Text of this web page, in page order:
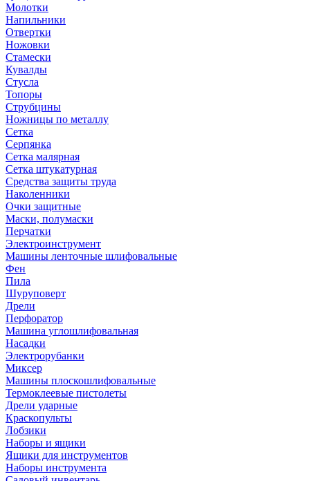
Молотки
Напильники
Отвертки
Ножовки
Стамески
Кувалды
Стусла
Топоры
Струбцины
Ножницы по металлу
Сетка
Серпянка
Сетка малярная
Сетка штукатурная
Средства защиты труда
Наколенники
Очки защитные
Маски, полумаски
Перчатки
Электроинструмент
Машины ленточные шлифовальные
Фен
Пила
Шуруповерт
Дрели
Перфоратор
Машина углошлифовальная
Насадки
Электрорубанки
Миксер
Машины плоскошлифовальные
Термоклеевые пистолеты
Дрели ударные
Краскопульты
Лобзики
Наборы и ящики
Ящики для инструментов
Наборы инструмента